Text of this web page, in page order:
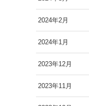
2024年2月
2024年1月
2023年12月
2023年11月